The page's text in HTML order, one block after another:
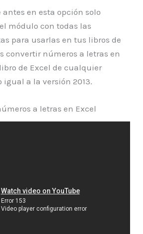
antes en esta opción solo
módulo con todas las
para usarlas en tus libros de
convertir números a letras en
de Excel de cualquier
igual a la versión 2013.
a letras en Excel